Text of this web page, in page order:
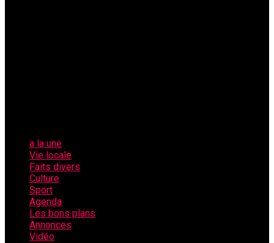
a la une
Vie locale
Faits divers
Culture
Sport
Agenda
Les bons plans
Annonces
Vidéo